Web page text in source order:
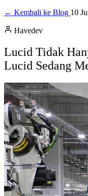
← Kembali ke Blog 10
Havedev
Lucid Tidak
Lucid Sedang